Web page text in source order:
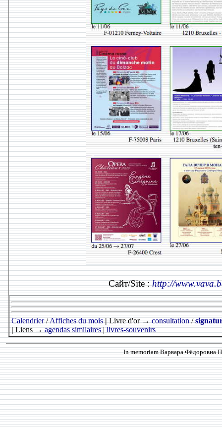
Сайт/Site :http://
Calendrier/Affiches du mois |Livre d'or →consultation/
|Liens →agendas similaires|livres-souvenirs
In memoriam Варвара Фёдоровна